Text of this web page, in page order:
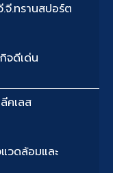
จี.ทรานสปอร์ต
จดีเด่น
คเลส
วดล้อมและ